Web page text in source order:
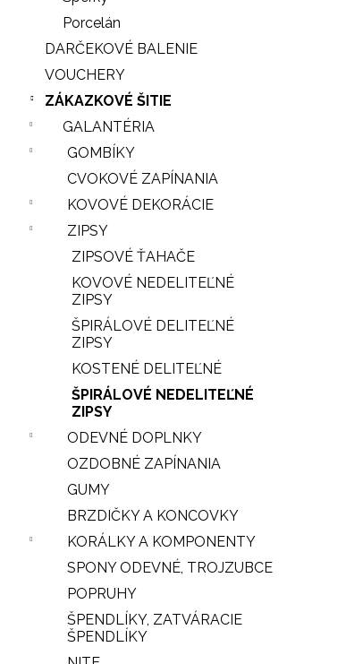
Porcelán
DARČEKOVÉ BALENIE
VOUCHERY
ZÁKAZKOVÉ ŠITIE
GALANTÉRIA
GOMBÍKY
CVOKOVÉ ZAPÍNANIA
KOVOVÉ DEKORÁCIE
ZIPSY
ZIPSOVÉ ŤAHAČE
KOVOVÉ NEDELITEĽNÉ
ZIPSY
ŠPIRÁLOVÉ DELITEĽNÉ
ZIPSY
KOSTENÉ DELITEĽNÉ
ŠPIRÁLOVÉ NEDELITEĽNÉ
ZIPSY
ODEVNÉ DOPLNKY
OZDOBNÉ ZAPÍNANIA
GUMY
BRZDIČKY A KONCOVKY
KORÁLKY A KOMPONENTY
SPONY ODEVNÉ, TROJZUBCE
POPRUHY
ŠPENDLÍKY, ZATVÁRACIE
ŠPENDLÍKY